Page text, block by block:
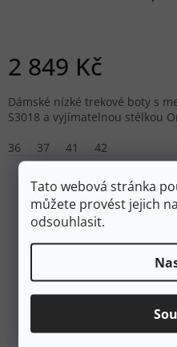
Tato webová stránka
můžete provést jejich
odsouhlasit.
2 849 Kč
Dámské nízké trekové boty s
S3018 a vyjímatelnou stélkou
36
37 41 42